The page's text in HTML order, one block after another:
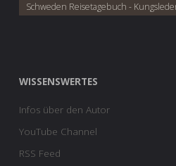
Schweden Reisetagebuch -
WISSENSWERTES
Infos über den Autor
YouTube Channel
RSS Feed